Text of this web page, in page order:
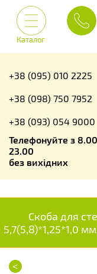
Каталог
+38 (095) 010 2225
+38 (098) 750 7952
+38 (093) 054 9000
Телефонуйте з
23.00
без вихідних
Скоба для
5,7(5,8)*1,25*1,0
<